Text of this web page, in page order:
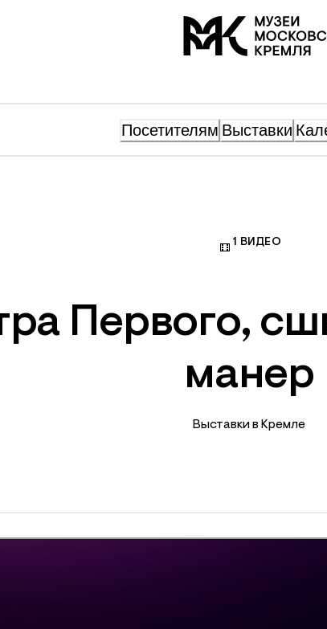
На главную
Посетителям Выставки
1 ВИДЕО
Первого,
манер
Выставки в Кремле